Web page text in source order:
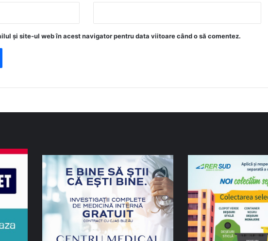
și site-ul web în acest navigator pentru data viitoare când o să comentez.